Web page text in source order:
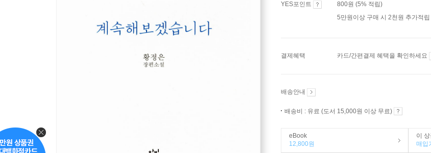
YES포인트
800원 (5% 적립)
5만원이상 구매 시 2천원 추가적립
결제혜택 카드/간편결제 혜택을 확인하세요
배송안내
배송비 : 유료 (도서 15,000원 이상 무료)
eBook
12,800원
이 상
매입